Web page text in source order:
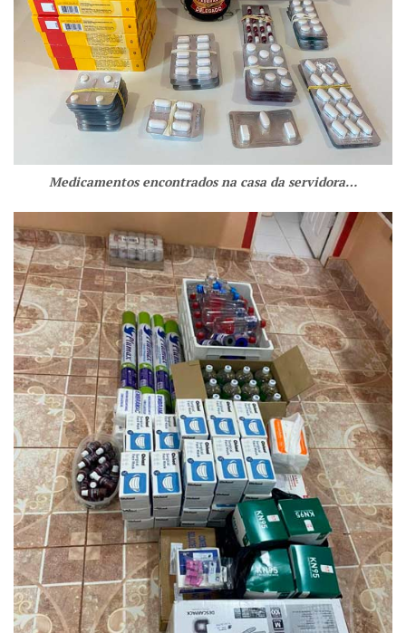
Medicamentos encontrados na casa da servidora…